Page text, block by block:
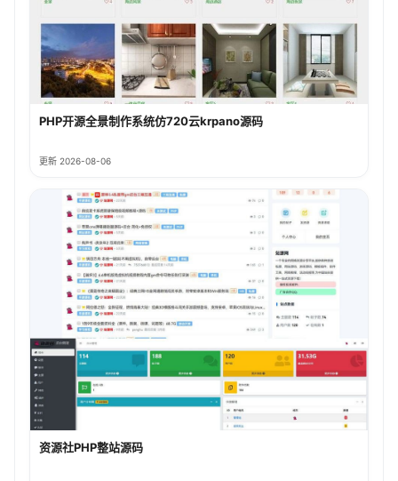
PHP开源全景制作系统仿720云krpano源码
更新 2026-08-06
资源社PHP整站源码